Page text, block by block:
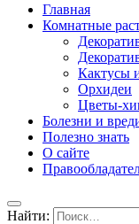
Главная
Комнатные
Кактусы
Орхидеи
Цветы-
Болезни и
Полезно знать
О сайте
Найти: